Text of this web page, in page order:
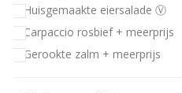
Huisgemaakte eiersalade Ⓥ
Carpaccio rosbief + meerprijs
Gerookte zalm + meerprijs